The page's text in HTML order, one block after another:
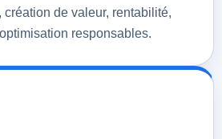
de valeur, rentabilité,
responsables.